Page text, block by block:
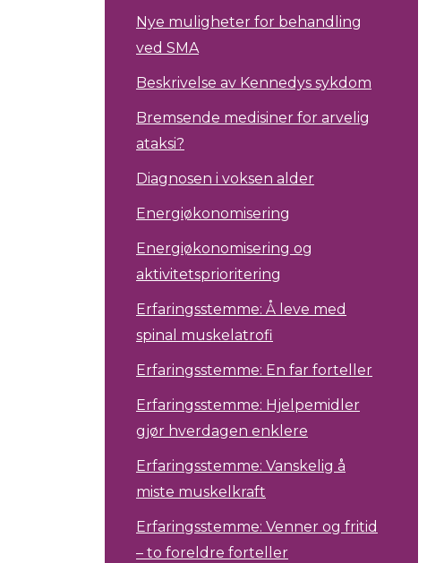
Nye muligheter for behandling
ved SMA
Beskrivelse av Kennedys sykdom
Bremsende medisiner for arvelig
ataksi?
Diagnosen i voksen alder
Energiøkonomisering
Energiøkonomisering og
aktivitetsprioritering
Erfaringsstemme: Å leve med
spinal muskelatrofi
Erfaringsstemme: En far forteller
Erfaringsstemme: Hjelpemidler
gjør hverdagen enklere
Erfaringsstemme: Vanskelig å
miste muskelkraft
Erfaringsstemme: Venner og fritid
– to foreldre forteller